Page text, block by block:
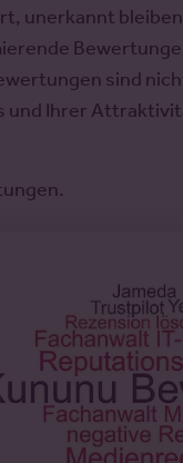
unerkannt
sind
und Ihrer